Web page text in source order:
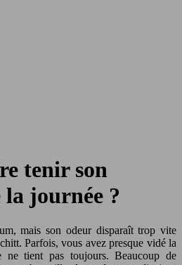
tenir son
journée ?
Parfois, vous avez presque vidé la
ne tient pas toujours. Beaucoup de